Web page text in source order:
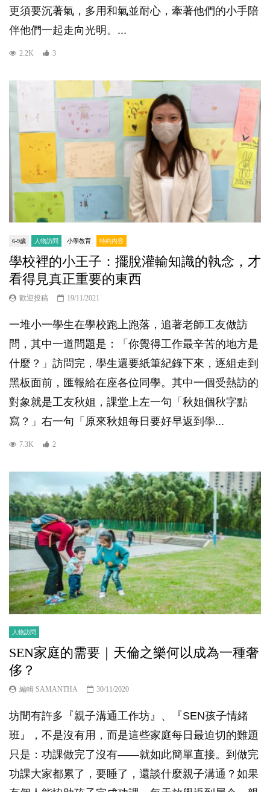
更須要沉著氣，多用和氣並耐心，牽著他們的小手陪
伴他們一起走向光明。...
2.2K 3
6-9歲 人物訪問 小學教育 特約內容
學校裡的小王子：擺脫灌輸知識的執念，才
看得見真正重要的東西
歡迎投稿 19/11/2021
一堆小一學生在學校跑上跑落，追著老師工友做訪
問，其中一道問題是：「你覺得工作最辛苦的地方是
什麼？」訪問完，學生還要紙筆紀錄下來，逐組走到
黑板面前，匯報給在座各位同學。其中一個受熱訪的
對象就是工友秋姐，課堂上左一句「秋姐個秋字點
寫？」右一句「原來秋姐每日要好早返到學...
7.3K 2
人物訪問
SEN家庭的需要｜天倫之樂何以成為一種奢
侈？
編輯 SAMANTHA 30/11/2020
坊間有許多『親子溝通工作坊』、『SEN孩子情緒
班』，不是沒有用，而是這些家庭每日最迫切的難題
只是：功課做完了沒有——就如此簡單直接。到做完
功課大家都累了，要睡了，還談什麼親子溝通？如果